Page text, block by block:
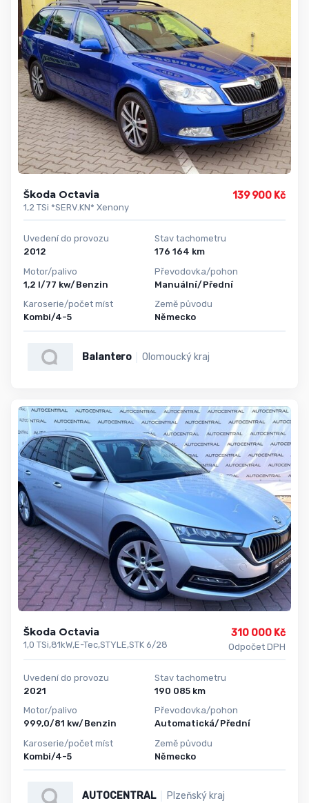
Škoda Octavia
1,2 TSi *SERV.KN* Xenony
139 900 Kč
Uvedení do provozu
2012
Motor/palivo
1,2 l/77 kw/Benzin
Karoserie/počet míst
Kombi/4-5
Stav tachometru
176 164 km
Převodovka/pohon
Manuální/Přední
Země původu
Německo
Balantero Olomoucký kraj
Škoda Octavia
1,0 TSi,81kW,E-Tec,STYLE,STK 6/28
310 000 Kč
Odpočet DPH
Uvedení do provozu
2021
Motor/palivo
999,0/81 kw/Benzin
Karoserie/počet míst
Kombi/4-5
Stav tachometru
190 085 km
Převodovka/pohon
Automatická/Přední
Země původu
Německo
AUTOCENTRAL Plzeňský kraj